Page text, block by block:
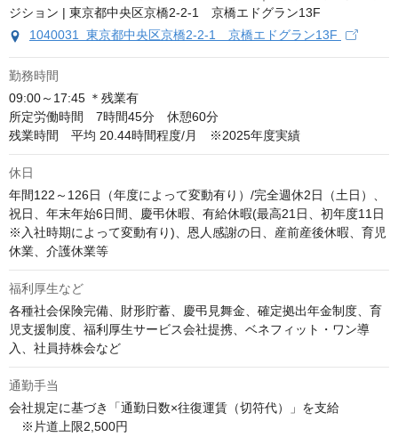
1040031 東京都中央区京橋2-2-1 京橋エドグラン13F
勤務時間
09:00～17:45 ＊残業有
所定労働時間　7時間45分　休憩60分
残業時間　平均 20.44時間程度/月　※2025年度実績
休日
年間122～126日（年度によって変動有り）/完全週休2日（土日）、
祝日、年末年始6日間、慶弔休暇、有給休暇(最高21日、初年度11日
※入社時期によって変動有り)、恩人感謝の日、産前産後休暇、育児
休業、介護休業等
福利厚生など
各種社会保険完備、財形貯蓄、慶弔見舞金、確定拠出年金制度、育
児支援制度、福利厚生サービス会社提携、ベネフィット・ワン導
入、社員持株会など
通勤手当
会社規定に基づき「通勤日数×往復運賃（切符代）」を支給
※片道上限2,500円